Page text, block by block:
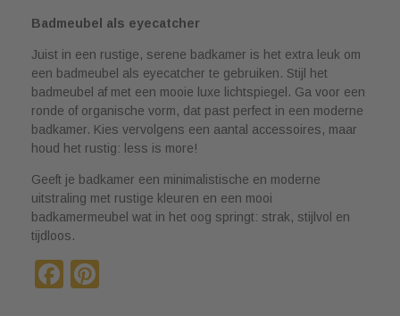
Badmeubel als eyecatcher
Juist in een rustige, serene badkamer is het extra leuk om
een badmeubel als eyecatcher te gebruiken. Stijl het
badmeubel af met een mooie luxe lichtspiegel. Ga voor een
ronde of organische vorm, dat past perfect in een moderne
badkamer. Kies vervolgens een aantal accessoires, maar
houd het rustig: less is more!
Geeft je badkamer een minimalistische en moderne
uitstraling met rustige kleuren en een mooi
badkamermeubel wat in het oog springt: strak, stijlvol en
tijdloos.
Facebook